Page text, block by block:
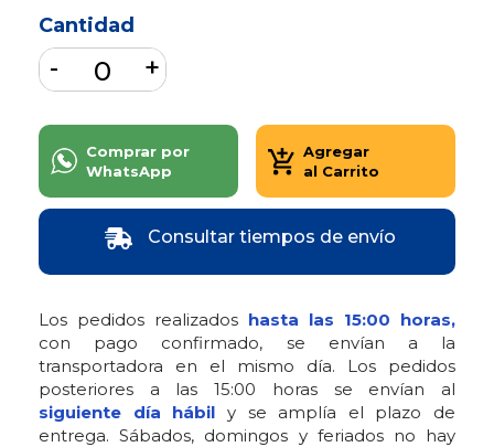
Cantidad
Comprar por
WhatsApp
Agregar
al Carrito
Consultar tiempos de envío
Los pedidos realizados hasta las 15:00 horas,
con pago confirmado, se envían a la
transportadora en el mismo día. Los pedidos
posteriores a las 15:00 horas se envían al
siguiente día hábil y se amplía el plazo de
entrega. Sábados, domingos y feriados no hay